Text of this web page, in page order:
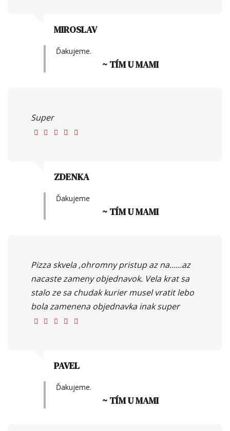
MIROSLAV
Ďakujeme.
~ TÍM U MAMI
Super
ZDENKA
Ďakujeme
~ TÍM U MAMI
Pizza skvela ,ohromny pristup az na......az
nacaste zameny objednavok. Vela krat sa
stalo ze sa chudak kurier musel vratit lebo
bola zamenena objednavka inak super
PAVEL
Ďakujeme.
~ TÍM U MAMI